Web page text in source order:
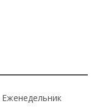
Еженедельник